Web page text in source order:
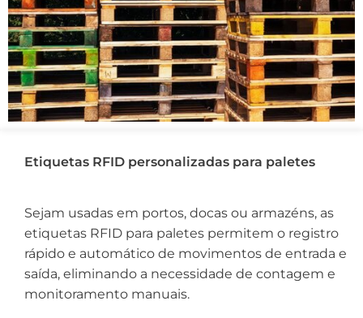
Etiquetas RFID personalizadas para paletes
Sejam usadas em portos, docas ou armazéns, as
etiquetas RFID para paletes permitem o registro
rápido e automático de movimentos de entrada e
saída, eliminando a necessidade de contagem e
monitoramento manuais.